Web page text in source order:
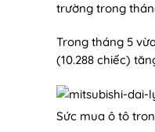
trường trong
Trong tháng 5
(10.288 chiếc)
Sức mua ô tô